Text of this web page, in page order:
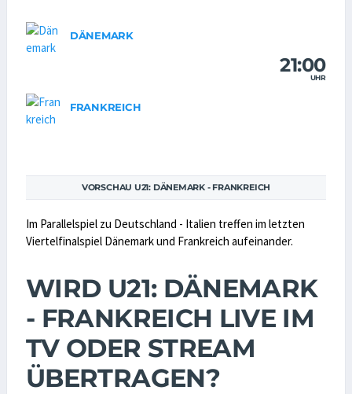
DÄNEMARK
21:00
UHR
FRANKREICH
VORSCHAU U21: DÄNEMARK - FRANKREICH
Im Parallelspiel zu Deutschland - Italien treffen im letzten
Viertelfinalspiel Dänemark und Frankreich aufeinander.
WIRD U21: DÄNEMARK
- FRANKREICH LIVE IM
TV ODER STREAM
ÜBERTRAGEN?